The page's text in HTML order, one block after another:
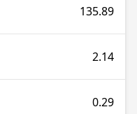
135.89
2.14
0.29